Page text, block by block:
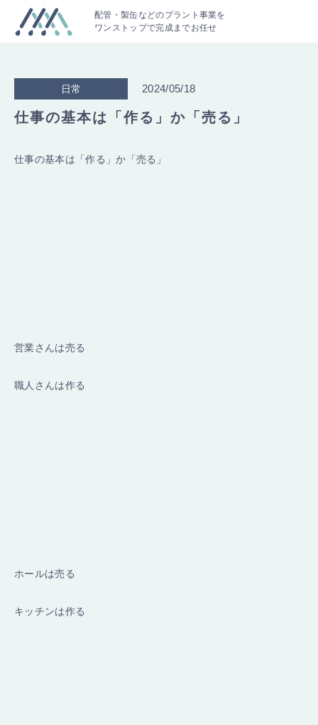
配管・製缶などのプラント事業を
ワンストップで完成までお任せ
日常 2024/05/18
仕事の基本は「作る」か「売る」
仕事の基本は「作る」か「売る」
営業さんは売る
職人さんは作る
ホールは売る
キッチンは作る